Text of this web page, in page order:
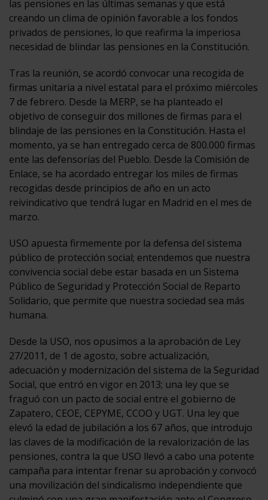
las pensiones en las últimas semanas y que está
creando un clima de opinión favorable a los fondos
privados de pensiones, lo que reafirma la imperiosa
necesidad de blindar las pensiones en la Constitución.
Tras la reunión, se acordó convocar una recogida de
firmas unitaria a nivel estatal para el próximo miércoles
7 de febrero. Desde la MERP, se ha planteado el
objetivo de conseguir dos millones de firmas para el
blindaje de las pensiones en la Constitución. Hasta el
momento, ya se han entregado cerca de 800.000 firmas
ente las defensorías del Pueblo. Desde la Comisión de
Enlace, se ha acordado entregar los miles de firmas
recogidas desde principios de año en un acto
reivindicativo que tendrá lugar en Madrid en el mes de
marzo.
USO apuesta firmemente por la defensa del sistema
público de protección social; entendemos que nuestra
convivencia social debe estar basada en un Sistema
Público de Seguridad y Protección Social de Reparto
Solidario, que permite que nuestra sociedad sea más
humana.
Desde la USO, nos opusimos a la aprobación de Ley
27/2011, de 1 de agosto, sobre actualización,
adecuación y modernización del sistema de la Seguridad
Social, que entró en vigor en 2013; una ley que se
fraguó con un pacto de social entre el gobierno de
Zapatero, CEOE, CEPYME, CCOO y UGT. Una ley que
elevó la edad de jubilación a los 67 años, que introdujo
las claves de la modificación de la revalorización de las
pensiones, contra la que USO llevó a cabo una potente
campaña para intentar frenar su aprobación y convocó
una movilización del sindicalismo independiente que